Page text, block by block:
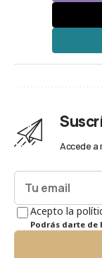
Accede a
Acepto la
Podrás darte